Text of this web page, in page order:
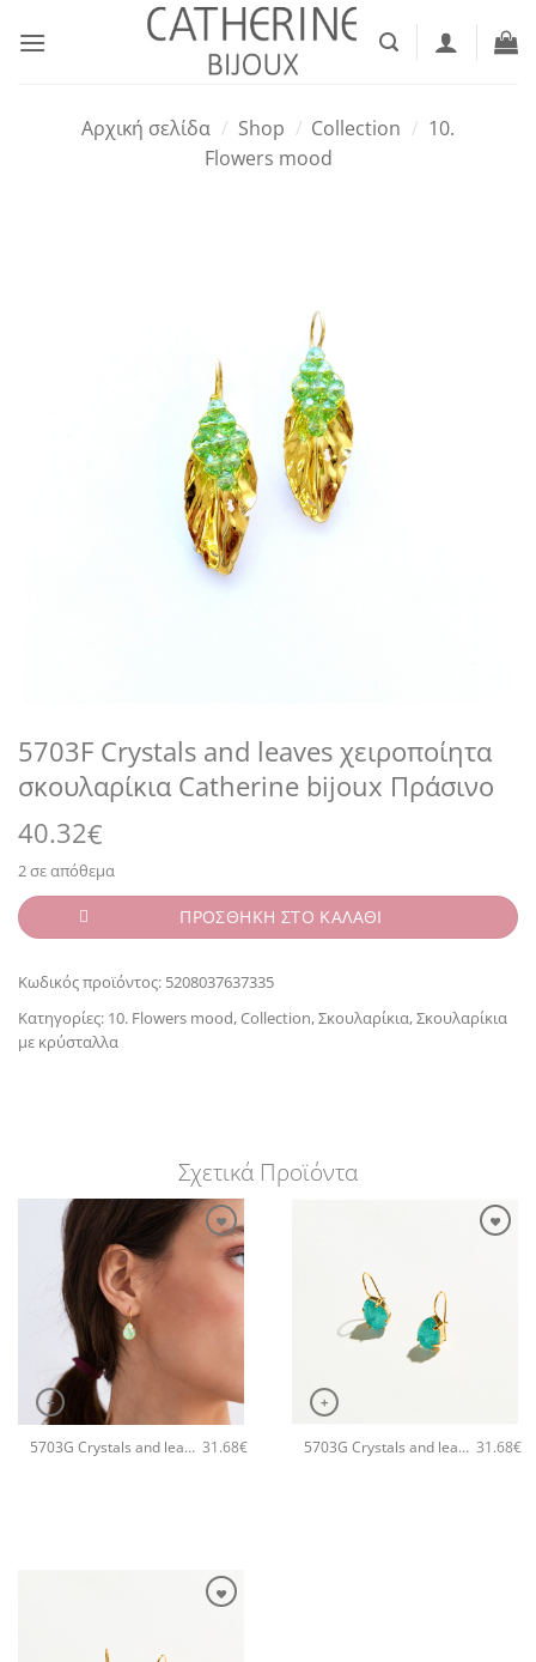
στο
Αρχική σελίδα / Shop / Collection / 10.
Flowers mood
5703F Crystals and leaves χειροποίητα
σκουλαρίκια Catherine bijoux Πράσινο
40.32€
2 σε απόθεμα
ΠΡΟΣΘΗΚΗ ΣΤΟ ΚΑΛΑΘΙ
Κωδικός προϊόντος: 5208037637335
Κατηγορίες: 10. Flowers mood,Collection,Σκουλαρίκια,Σκουλαρίκια
με κρύσταλλα
Σχετικά Προϊόντα
+
5703G Crystals and leaves tiny χειροποίητα σκουλαρίκια Catherine bijoux Πράσινο 31.68€
+
5703G Crystals and leaves tiny χειροποίητα σκουλαρίκια Catherine bijoux Τυρκουάζ 31.68€